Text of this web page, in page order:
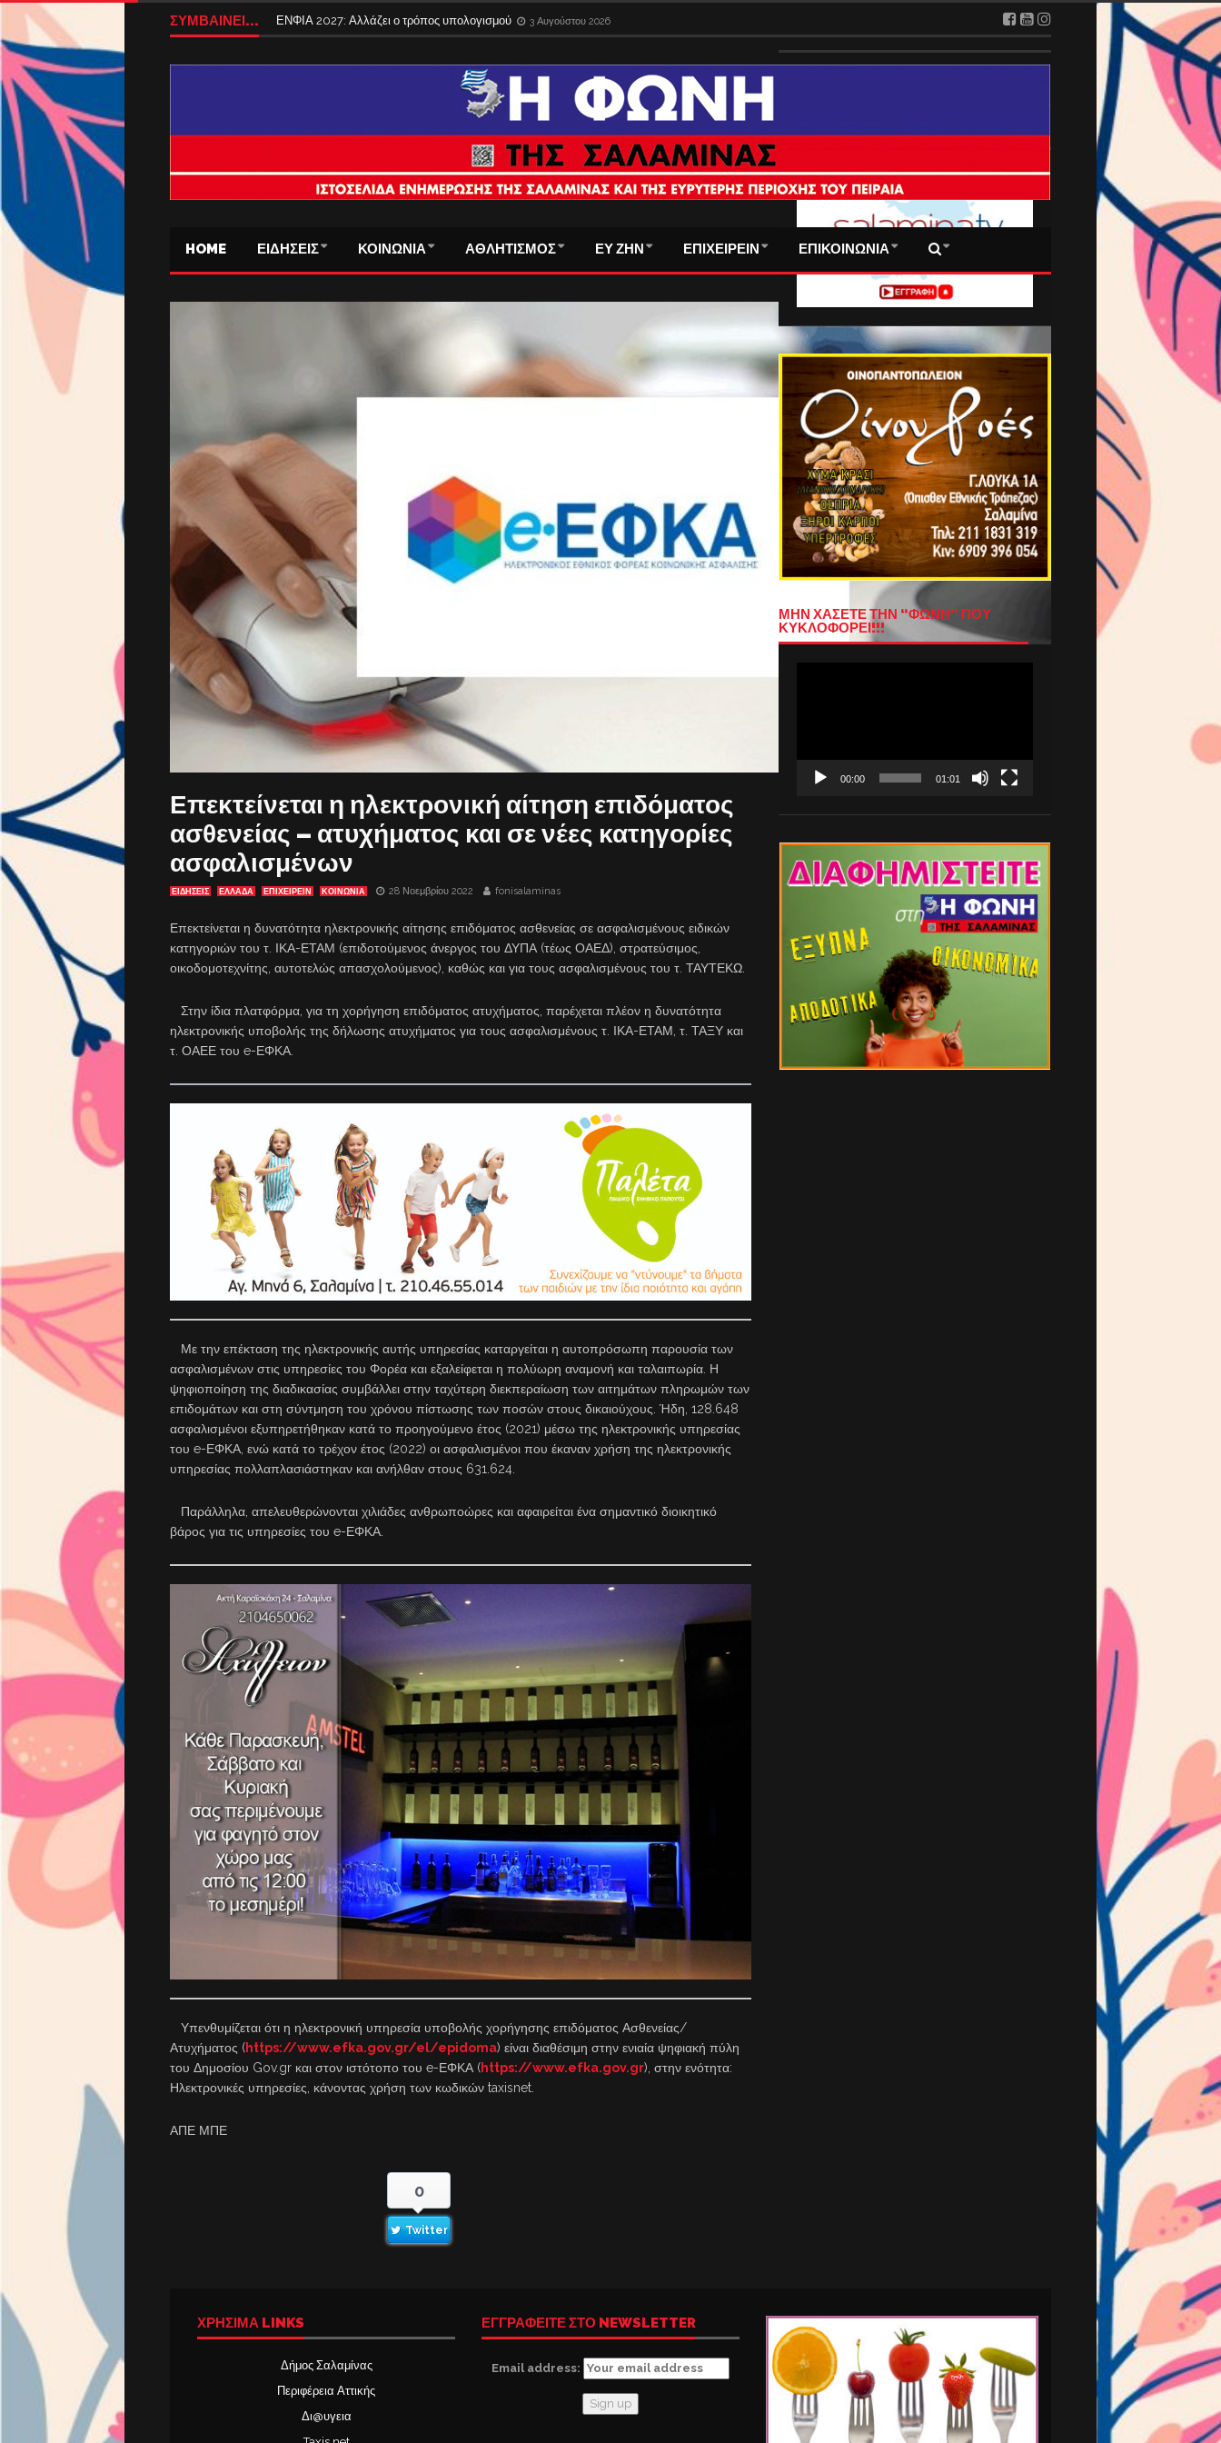
ΣΥΜΒΑΙΝΕΙ... ΕΝΦΙΑ 2027: Αλλάζει ο τρόπος υπολογισμού 3 Αυγούστου 2026
HOME ΕΙΔΗΣΕΙΣ ΚΟΙΝΩΝΙΑ ΑΘΛΗΤΙΣΜΟΣ ΕΥ ΖΗΝ ΕΠΙΧΕΙΡΕΙΝ ΕΠΙΚΟΙΝΩΝΙΑ
Επεκτείνεται η ηλεκτρονική αίτηση επιδόματος
ασθενείας – ατυχήματος και σε νέες κατηγορίες
ασφαλισμένων
ΕΙΔΗΣΕΙΣ ΕΛΛΑΔΑ ΕΠΙΧΕΙΡΕΙΝ ΚΟΙΝΩΝΙΑ 28 Νοεμβρίου 2022 fonisalaminas
Επεκτείνεται η δυνατότητα ηλεκτρονικής αίτησης επιδόματος ασθενείας σε ασφαλισμένους ειδικών
κατηγοριών του τ. ΙΚΑ-ΕΤΑΜ (επιδοτούμενος άνεργος του ΔΥΠΑ (τέως ΟΑΕΔ), στρατεύσιμος,
οικοδομοτεχνίτης, αυτοτελώς απασχολούμενος), καθώς και για τους ασφαλισμένους του τ. ΤΑΥΤΕΚΩ.
Στην ίδια πλατφόρμα, για τη χορήγηση επιδόματος ατυχήματος, παρέχεται πλέον η δυνατότητα
ηλεκτρονικής υποβολής της δήλωσης ατυχήματος για τους ασφαλισμένους τ. ΙΚΑ-ΕΤΑΜ, τ. ΤΑΞΥ και
τ. ΟΑΕΕ του e-ΕΦΚΑ.
Με την επέκταση της ηλεκτρονικής αυτής υπηρεσίας καταργείται η αυτοπρόσωπη παρουσία των
ασφαλισμένων στις υπηρεσίες του Φορέα και εξαλείφεται η πολύωρη αναμονή και ταλαιπωρία. Η
ψηφιοποίηση της διαδικασίας συμβάλλει στην ταχύτερη διεκπεραίωση των αιτημάτων πληρωμών των
επιδομάτων και στη σύντμηση του χρόνου πίστωσης των ποσών στους δικαιούχους. Ήδη, 128.648
ασφαλισμένοι εξυπηρετήθηκαν κατά το προηγούμενο έτος (2021) μέσω της ηλεκτρονικής υπηρεσίας
του e-ΕΦΚΑ, ενώ κατά το τρέχον έτος (2022) οι ασφαλισμένοι που έκαναν χρήση της ηλεκτρονικής
υπηρεσίας πολλαπλασιάστηκαν και ανήλθαν στους 631.624.
Παράλληλα, απελευθερώνονται χιλιάδες ανθρωποώρες και αφαιρείται ένα σημαντικό διοικητικό
βάρος για τις υπηρεσίες του e-ΕΦΚΑ.
Υπενθυμίζεται ότι η ηλεκτρονική υπηρεσία υποβολής χορήγησης επιδόματος Ασθενείας/
Ατυχήματος (https://www.efka.gov.gr/el/epidoma) είναι διαθέσιμη στην ενιαία ψηφιακή πύλη
του Δημοσίου Gov.gr και στον ιστότοπο του e-ΕΦΚΑ (https://www.efka.gov.gr), στην ενότητα:
Ηλεκτρονικές υπηρεσίες, κάνοντας χρήση των κωδικών taxisnet.
ΑΠΕ ΜΠΕ
0
Twitter
ΜΗΝ ΧΑΣΕΤΕ ΤΗΝ “ΦΩΝΗ” ΠΟΥ
ΚΥΚΛΟΦΟΡΕΙ!!!
00:00 01:01
ΧΡΉΣΙΜΑ LINKS
Δήμος Σαλαμίνας
Περιφέρεια Αττικής
Δι@υγεια
ΕΓΓΡΑΦΕΙΤΕ ΣΤΟ NEWSLETTER
Email address: